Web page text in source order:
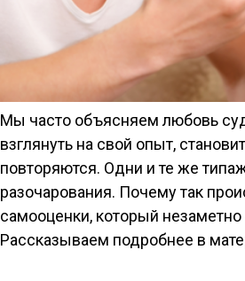
Мы часто объясняем любовь
взглянуть на свой опыт,
повторяются. Одни и те же
разочарования. Почему так
самооценки, который
Рассказываем подробнее в